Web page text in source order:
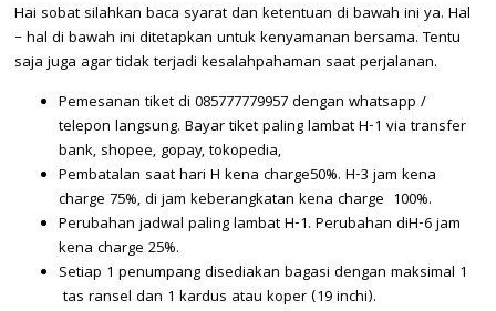
Hai sobat silahkan baca syarat dan ketentuan di bawah ini ya. Hal
– hal di bawah ini ditetapkan untuk kenyamanan bersama. Tentu
saja juga agar tidak terjadi kesalahpahaman saat perjalanan.
Pemesanan tiket di 085777779957 dengan whatsapp /
telepon langsung. Bayar tiket paling lambat H-1 via transfer
bank, shopee, gopay, tokopedia,
Pembatalan saat hari H kena charge50%. H-3 jam kena
charge 75%, di jam keberangkatan kena charge 100%.
Perubahan jadwal paling lambat H-1. Perubahan diH-6 jam
kena charge 25%.
Setiap 1 penumpang disediakan bagasi dengan maksimal 1
tas ransel dan 1 kardus atau koper (19 inchi).